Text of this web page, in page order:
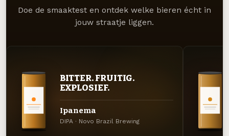
Doe de smaaktest en ontdek welke bieren écht in
jouw straatje liggen.
BITTER. FRUITIG.
EXPLOSIEF.
Ipanema
DIPA · Novo Brazil Brewing